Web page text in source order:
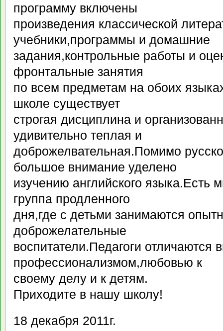
программу включены
произведения классической
учебники,программы и домашние
задания,контрольные работы и
фронтальные занятия
по всем предметам на обоих
школе существует
строгая дисциплина и
удивительно теплая и
доброжелвательная.Помимо
большое внимание уделено
изучению английского языка.Есть
группа продленного
дня,где с детьми занимаются
доброжелательные
воспитатели.Педагоги отличаются
профессионализмом,любовью к
своему делу и к детям.
Приходите в нашу школу!
18 декабря 2011г.